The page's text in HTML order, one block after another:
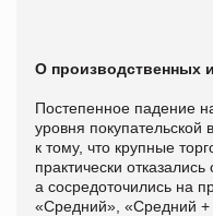
О производственных
Постепенное падение
уровня
к тому, что крупные
практически
а сосредоточились на
«Средний», «Средний +